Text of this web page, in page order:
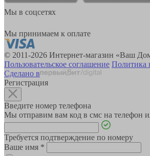
Мы в соцсетях
Мы принимаем к оплате
© 2011-2026 Интернет-магазин «Ваш
Пользовательское соглашение Политика
Сделано в
Регистрация
Введите номер телефона
Мы отправим вам код в смс на телефон
Требуется подтверждение по номеру
Ваше имя *